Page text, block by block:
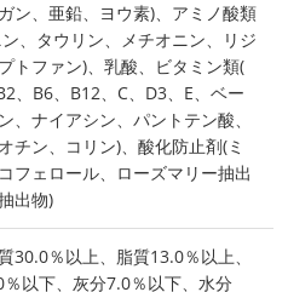
ン、亜鉛、ヨウ素)、アミノ酸類
、タウリン、メチオニン、リジ
トファン)、乳酸、ビタミン類(
、B6、B12、C、D3、E、ベー
、ナイアシン、パントテン酸、
チン、コリン)、酸化防止剤(ミ
フェロール、ローズマリー抽出
出物)
30.0％以上、脂質13.0％以上、
以下、灰分7.0％以下、水分